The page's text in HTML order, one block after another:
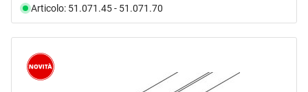
Articolo: 51.071.45 - 51.071.70